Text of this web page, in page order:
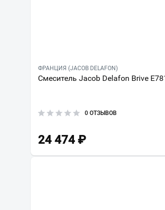
ФРАНЦИЯ (JACOB DELAFON)
Смеситель Jacob Delafon Brive
0 ОТЗЫВОВ
24 474 ₽